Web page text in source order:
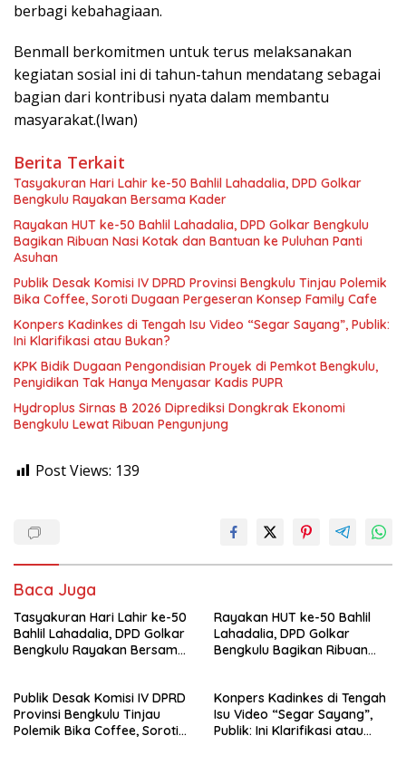
berbagi kebahagiaan.
Benmall berkomitmen untuk terus melaksanakan
kegiatan sosial ini di tahun-tahun mendatang sebagai
bagian dari kontribusi nyata dalam membantu
masyarakat.(Iwan)
Berita Terkait
Tasyakuran Hari Lahir ke-50 Bahlil Lahadalia, DPD Golkar
Bengkulu Rayakan Bersama Kader
Rayakan HUT ke-50 Bahlil Lahadalia, DPD Golkar Bengkulu
Bagikan Ribuan Nasi Kotak dan Bantuan ke Puluhan Panti
Asuhan
Publik Desak Komisi IV DPRD Provinsi Bengkulu Tinjau Polemik
Bika Coffee, Soroti Dugaan Pergeseran Konsep Family Cafe
Konpers Kadinkes di Tengah Isu Video “Segar Sayang”, Publik:
Ini Klarifikasi atau Bukan?
KPK Bidik Dugaan Pengondisian Proyek di Pemkot Bengkulu,
Penyidikan Tak Hanya Menyasar Kadis PUPR
Hydroplus Sirnas B 2026 Diprediksi Dongkrak Ekonomi
Bengkulu Lewat Ribuan Pengunjung
Post Views: 139
Baca Juga
Tasyakuran Hari Lahir ke-50
Bahlil Lahadalia, DPD Golkar
Bengkulu Rayakan Bersama
Rayakan HUT ke-50 Bahlil
Lahadalia, DPD Golkar
Bengkulu Bagikan Ribuan
Publik Desak Komisi IV DPRD
Provinsi Bengkulu Tinjau
Polemik Bika Coffee, Soroti
Konpers Kadinkes di Tengah
Isu Video “Segar Sayang”,
Publik: Ini Klarifikasi atau